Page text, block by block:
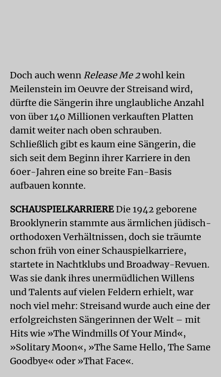
Doch auch wenn Release Me 2wohl kein
Meilenstein im Oeuvre der Streisand wird,
dürfte die Sängerin ihre unglaubliche Anzahl
von über 140 Millionen verkauften Platten
damit weiter nach oben schrauben.
Schließlich gibt es kaum eine Sängerin, die
sich seit dem Beginn ihrer Karriere in den
60er-Jahren eine so breite Fan-Basis
aufbauen konnte.
SCHAUSPIELKARRIERE Die 1942 geborene
Brooklynerin stammte aus ärmlichen jüdisch-
orthodoxen Verhältnissen, doch sie träumte
schon früh von einer Schauspielkarriere,
startete in Nachtklubs und Broadway-Revuen.
Was sie dank ihres unermüdlichen Willens
und Talents auf vielen Feldern erhielt, war
noch viel mehr: Streisand wurde auch eine der
erfolgreichsten Sängerinnen der Welt – mit
Hits wie »The Windmills Of Your Mind«,
»Solitary Moon«, »The Same Hello, The Same
Goodbye« oder »That Face«.